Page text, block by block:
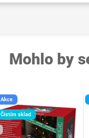
Mohlo by
Akce
Čistím sklad